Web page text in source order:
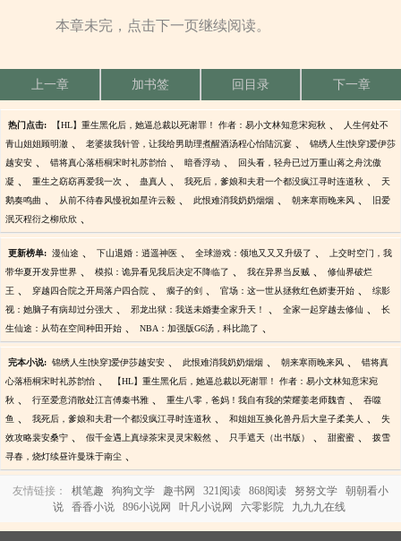
本章未完，点击下一页继续阅读。
上一章 加书签 回目录 下一章
热门点击: 【HL】重生黑化后，她逼总裁以死谢罪！ 作者：易小文林知意宋宛秋 、 人生何处不
青山姐姐顾明澈 、 老婆拔我针管，让我给男助理煮醒酒汤程心怡陆沉宴 、 锦绣人生[快穿]爱伊莎
越安安 、 错将真心落梧桐宋时礼苏韵怡 、 暗香浮动 、 回头看，轻舟已过万重山蒋之舟沈傲
凝 、 重生之窈窈再爱我一次 、 蛊真人 、 我死后，爹娘和夫君一个都没疯江寻时连道秋 、 天
鹅奏鸣曲 、 从前不待春风慢祝如星许云毅 、 此恨难消我奶奶烟烟 、 朝来寒雨晚来风 、 旧爱
泯灭程衍之柳欣欣 、
更新榜单: 漫仙途 、 下山退婚：逍遥神医 、 全球游戏：领地又又又升级了 、 上交时空门，我
带华夏开发异世界 、 模拟：诡异看见我后决定不降临了 、 我在异界当反贼 、 修仙界破烂
王 、 穿越四合院之开局落户四合院 、 瘸子的剑 、 官场：这一世从拯救红色娇妻开始 、 综影
视：她脑子有病却过分强大 、 邪龙出狱：我送未婚妻全家升天！ 、 全家一起穿越去修仙 、 长
生仙途：从苟在空间种田开始 、 NBA：加强版G6汤，科比跪了 、
完本小说: 锦绣人生[快穿]爱伊莎越安安 、 此恨难消我奶奶烟烟 、 朝来寒雨晚来风 、 错将真
心落梧桐宋时礼苏韵怡 、 【HL】重生黑化后，她逼总裁以死谢罪！ 作者：易小文林知意宋宛
秋 、 行至爱意消散处江言傅秦书雅 、 重生八零，爸妈！我自有我的荣耀姜老师魏杳 、 吞噬
鱼 、 我死后，爹娘和夫君一个都没疯江寻时连道秋 、 和姐姐互换化兽丹后大皇子柔美人 、 失
效攻略裴安桑宁 、 假千金遇上真绿茶宋灵灵宋毅然 、 只手遮天（出书版） 、 甜蜜蜜 、 拨雪
寻春，烧灯续昼许曼珠于南尘 、
友情链接： 棋笔趣 狗狗文学 趣书网 321阅读 868阅读 努努文学
朝朝看小
说
香香小说 896小说网 叶凡小说网 六零影院 九九九在线